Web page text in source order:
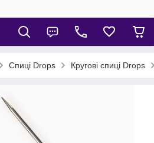
Спиці Drops Кругові спиці Drops